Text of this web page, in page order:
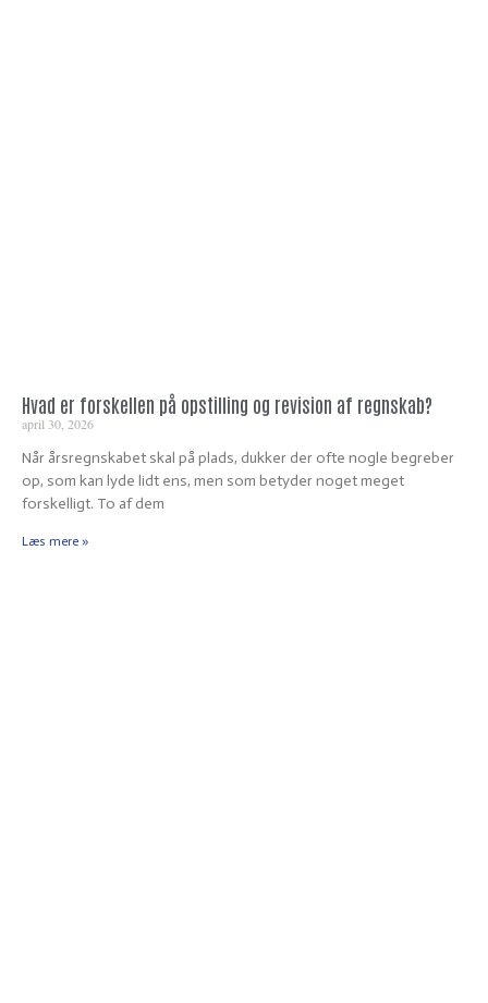
Hvad er forskellen på opstilling og revision af regnskab?
april 30, 2026
Når årsregnskabet skal på plads, dukker der ofte nogle begreber
op, som kan lyde lidt ens, men som betyder noget meget
forskelligt. To af dem
Læs mere »